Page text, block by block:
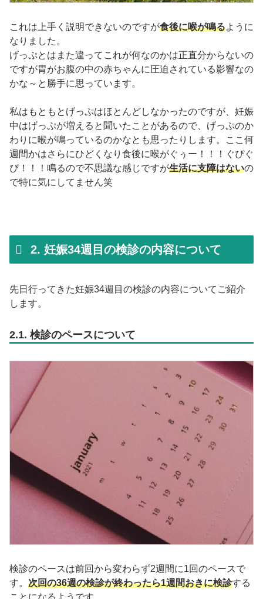
これは上手く説明できないのですが食後に喉が鳴るように
なりました。
げっぷとはまた違ってこれが何なのかは正直分からないの
ですが胃がお腹の中の赤ちゃんに圧迫されている影響なの
かな～と勝手に思っています。
私はもともとげっぷはほとんどしなかったのですが、妊娠
中はげっぷが増えると聞いたことがあるので、げっぷのか
わりに喉が鳴っているのかなとも思ったりします。ここ何
週間かはさらにひどくなり食後に喉がぐぅー！！！ぐぴぐ
ぴ！！！鳴るので不思議な感じですが生活に支障はないの
で特に気にしてません笑
2. 妊娠34週目の検診の内容について
先日行ってきた妊娠34週目の検診の内容についてご紹介
します。
2.1. 検診のペースについて
検診のペースは前回から変わらず2週間に1回のペースで
す。 次回の36週の検診が終わったら1週間おきに検診する
ことになるようです。